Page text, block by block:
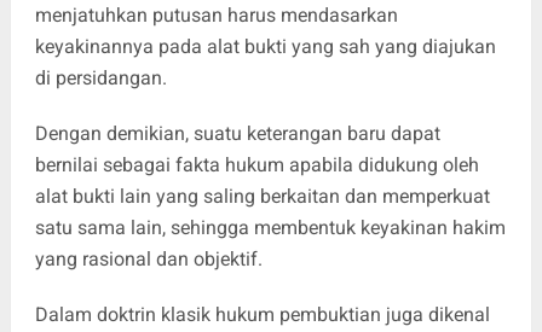
menjatuhkan putusan harus mendasarkan
keyakinannya pada alat bukti yang sah yang diajukan
di persidangan.
Dengan demikian, suatu keterangan baru dapat
bernilai sebagai fakta hukum apabila didukung oleh
alat bukti lain yang saling berkaitan dan memperkuat
satu sama lain, sehingga membentuk keyakinan hakim
yang rasional dan objektif.
Dalam doktrin klasik hukum pembuktian juga dikenal